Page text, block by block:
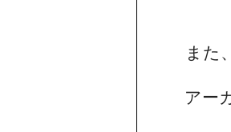
また
アー